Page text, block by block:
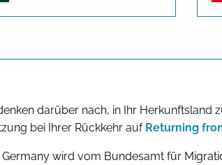
darüber nach, in Ihr Herkunftsland
bei Ihrer Rückkehr auf Returning
wird vom Bundesamt für